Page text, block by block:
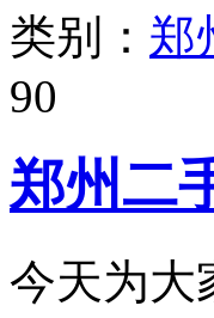
类别： 郑
90
郑州二
今天为大